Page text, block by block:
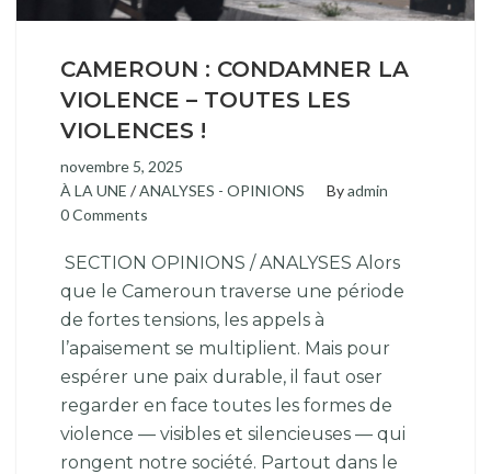
CAMEROUN : CONDAMNER LA
VIOLENCE – TOUTES LES
VIOLENCES !
novembre 5, 2025
À LA UNE /ANALYSES - OPINIONS Byadmin
0 Comments
SECTION OPINIONS / ANALYSES Alors
que le Cameroun traverse une période
de fortes tensions, les appels à
l’apaisement se multiplient. Mais pour
espérer une paix durable, il faut oser
regarder en face toutes les formes de
violence — visibles et silencieuses — qui
rongent notre société. Partout dans le